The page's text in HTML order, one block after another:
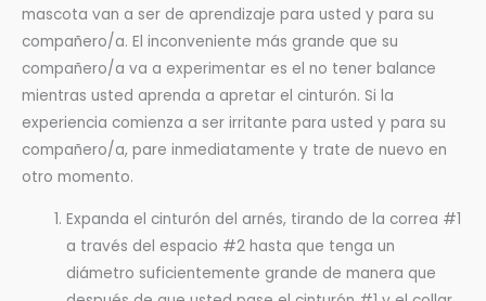
mascota van a ser de aprendizaje para usted y para su
compañero/a. El inconveniente más grande que su
compañero/a va a experimentar es el no tener balance
mientras usted aprenda a apretar el cinturón. Si la
experiencia comienza a ser irritante para usted y para su
compañero/a, pare inmediatamente y trate de nuevo en
otro momento.
Expanda el cinturón del arnés, tirando de la correa #1
a través del espacio #2 hasta que tenga un
diámetro suficientemente grande de manera que